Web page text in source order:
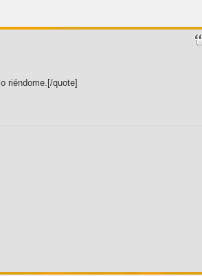
riéndome.[/quote]